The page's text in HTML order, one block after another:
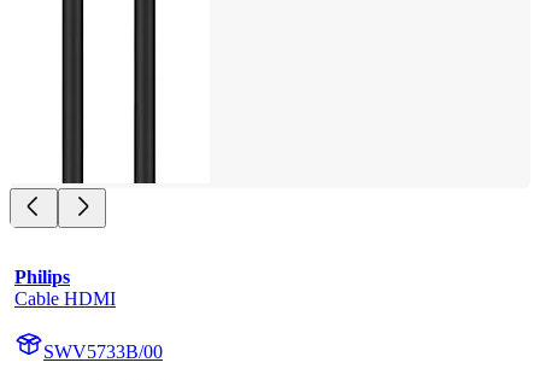
Philips
Cable HDMI
SWV5733B/00